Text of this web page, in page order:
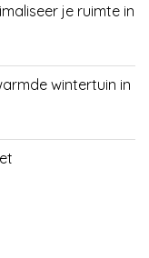
je ruimte in
wintertuin in